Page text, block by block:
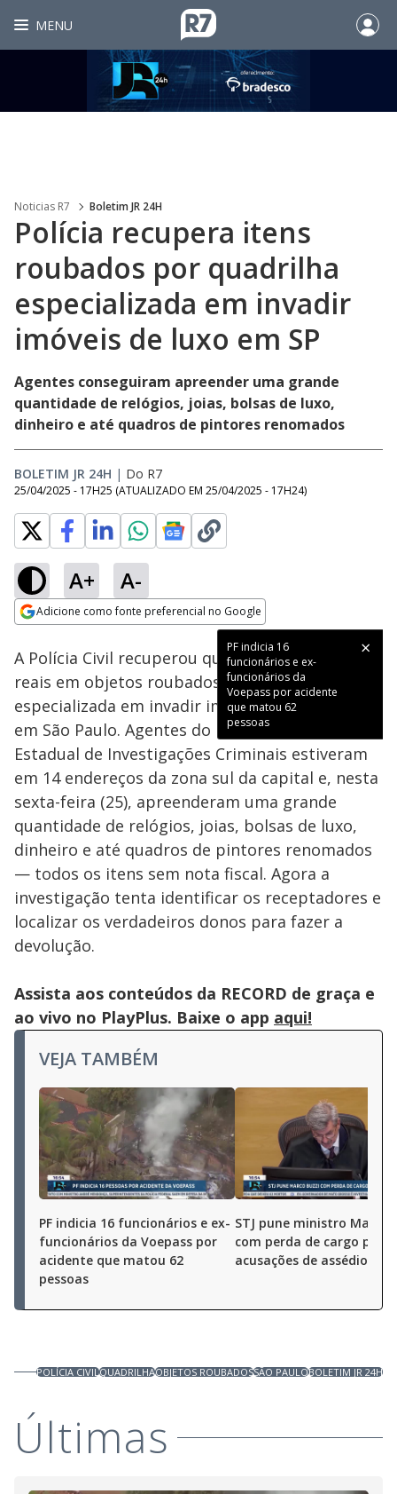
MENU
Noticias R7 Boletim JR 24H
Polícia recupera itens
roubados por quadrilha
especializada em invadir
imóveis de luxo em SP
Agentes conseguiram apreender uma grande
quantidade de relógios, joias, bolsas de luxo,
dinheiro e até quadros de pintores renomados
BOLETIM JR 24H | Do R7
25/04/2025 - 17H25 (ATUALIZADO EM 25/04/2025 - 17H24)
A+ A-
Adicione como fonte preferencial no Google
PF indicia 16
funcionários e ex-
funcionários da
Voepass por acidente
que matou 62
pessoas
Ativar
100.00%
A Polícia Civil recuperou quase meio milhão de
reais em objetos roubados por uma quadrilha
especializada em invadir imóveis de alto padrão
em São Paulo. Agentes do Departamento
Estadual de Investigações Criminais estiveram
em 14 endereços da zona sul da capital e, nesta
sexta-feira (25), apreenderam uma grande
quantidade de relógios, joias, bolsas de luxo,
dinheiro e até quadros de pintores renomados
— todos os itens sem nota fiscal. Agora a
investigação tenta identificar os receptadores e
localizar os verdadeiros donos para fazer a
devolução.
Assista aos conteúdos da RECORD de graça e
ao vivo no PlayPlus. Baixe o app aqui!
VEJA TAMBÉM
PF indicia 16 funcionários e ex-
funcionários da Voepass por
acidente que matou 62
pessoas
STJ pune ministro Marco
com perda de cargo por
acusações de assédio
POLÍCIA CIVILQUADRILHAOBJETOS ROUBADOSSÃO PAULOBOLETIM JR 24H
Últimas